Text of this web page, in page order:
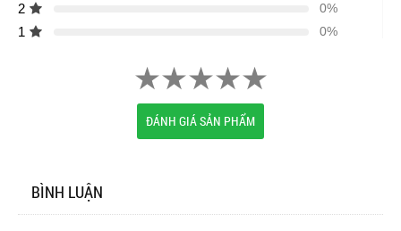
2 0%
1 0%
ĐÁNH GIÁ SẢN PHẨM
BÌNH LUẬN